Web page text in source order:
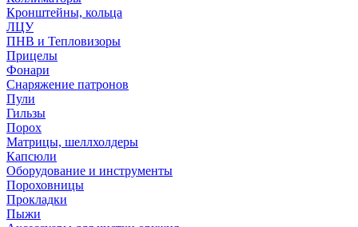
Кронштейны, кольца
ЛЦУ
ПНВ и Тепловизоры
Прицелы
Фонари
Снаряжение патронов
Пули
Гильзы
Порох
Матрицы, шеллхолдеры
Капсюли
Оборудование и инструменты
Пороховницы
Прокладки
Пыжи